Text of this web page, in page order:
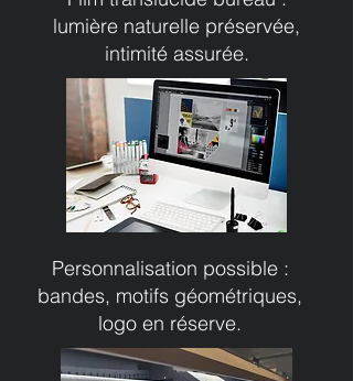
lumière naturelle préservée,
intimité assurée.
Personnalisation possible :
bandes, motifs géométriques,
logo en réserve.